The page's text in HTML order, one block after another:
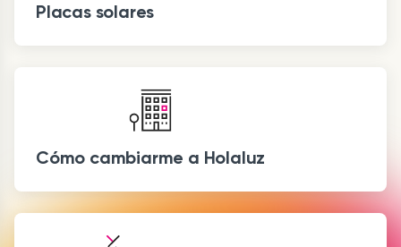
Placas solares
Cómo cambiarme a Holaluz